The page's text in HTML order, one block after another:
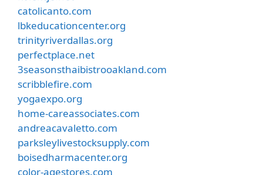
catolicanto.com
lbkeducationcenter.org
trinityriverdallas.org
perfectplace.net
3seasonsthaibistrooakland.com
scribblefire.com
yogaexpo.org
home-careassociates.com
andreacavaletto.com
parksleylivestocksupply.com
boisedharmacenter.org
color-agestores.com